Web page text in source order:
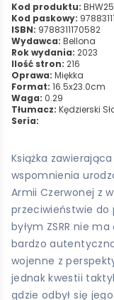
Kod produktu:
Kod paskowy:
ISBN: 9788311170582
Wydawca: Bellona
Rok wydania: 2023
Ilość stron: 216
Oprawa: Miękka
Format: 16.5x23.0cm
Waga: 0.29
Tłumacz: Kędzierski
Seria:
Książka
wspomnienia
Armii Czerwonej z
przeciwieństwie
byłym ZSRR nie
bardzo
wojenne z
jednak kwestii
gdzie odbył się